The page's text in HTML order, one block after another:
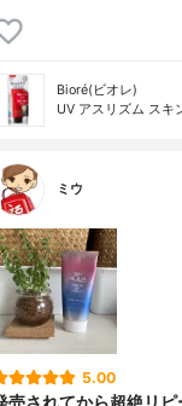
Bioré(ビオレ)
UV アスリズム スキ
ミウ
5.00
売されてから超絶リピ